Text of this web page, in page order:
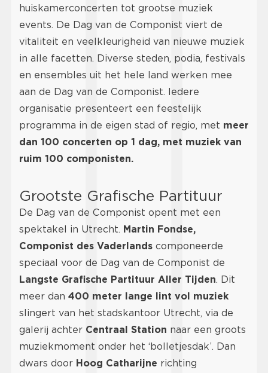
huiskamerconcerten tot grootse muziek
events. De Dag van de Componist viert de
vitaliteit en veelkleurigheid van nieuwe muziek
in alle facetten. Diverse steden, podia, festivals
en ensembles uit het hele land werken mee
aan de Dag van de Componist. Iedere
organisatie presenteert een feestelijk
programma in de eigen stad of regio, met meer
dan 100 concerten op 1 dag, met muziek van
ruim 100 componisten.
Grootste Grafische Partituur
De Dag van de Componist opent met een
spektakel in Utrecht. Martin Fondse,
Componist des Vaderlands componeerde
speciaal voor de Dag van de Componist de
Langste Grafische Partituur Aller Tijden. Dit
meer dan 400 meter lange lint vol muziek
slingert van het stadskantoor Utrecht, via de
galerij achter Centraal Station naar een groots
muziekmoment onder het ‘bolletjesdak’. Dan
dwars door Hoog Catharijne richting